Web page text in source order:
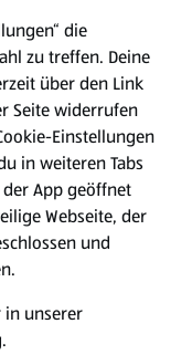
die
zu treffen. Deine
über den Link
Seite widerrufen
Einstellungen
in weiteren Tabs
App geöffnet
Webseite, der
und
unserer